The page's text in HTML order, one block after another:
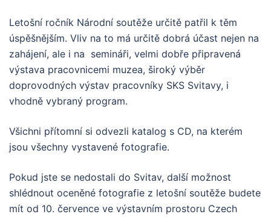
Letošní ročník Národní soutěže určitě patřil k těm
úspěšnějším. Vliv na to má určitě dobrá účast nejen na
zahájení, ale i na semináři, velmi dobře připravená
výstava pracovnicemi muzea, široký výběr
doprovodných výstav pracovníky SKS Svitavy, i
vhodně vybraný program.
Všichni přítomní si odvezli katalog s CD, na kterém
jsou všechny vystavené fotografie.
Pokud jste se nedostali do Svitav, další možnost
shlédnout oceněné fotografie z letošní soutěže budete
mít od 10. července ve výstavním prostoru Czech